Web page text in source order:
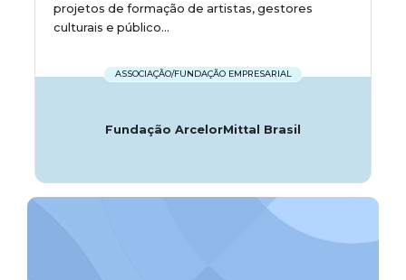
projetos de formação de artistas, gestores
culturais e público...
ASSOCIAÇÃO/FUNDAÇÃO EMPRESARIAL
Fundação ArcelorMittal Brasil